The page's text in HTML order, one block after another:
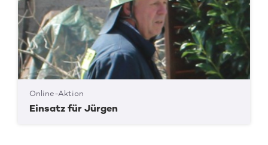
Online-Aktion
Einsatz für Jürgen